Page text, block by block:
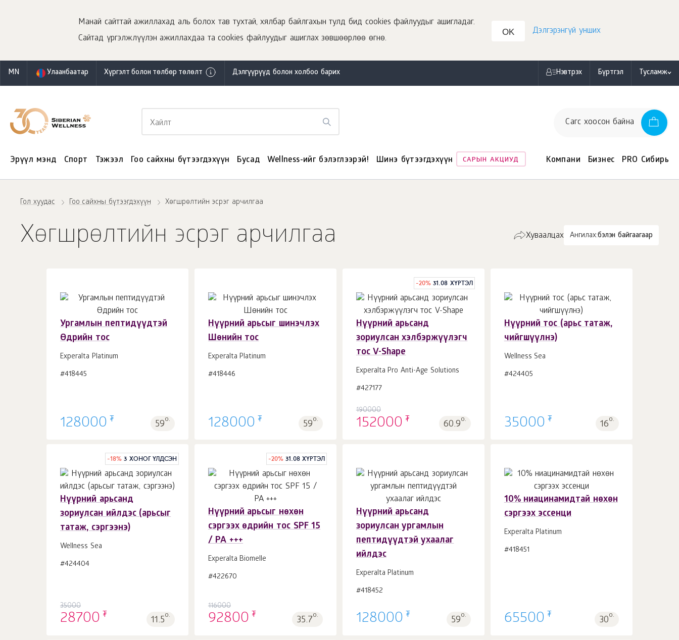
Манай сайттай ажиллахад аль болох тав тухтай, хялбар байлгахын тулд бид cookies файлуудыг ашигладаг.
Сайтад үргэлжлүүлэн ажиллахдаа та cookies файлуудыг ашиглах зөвшөөрлөө өгнө.
OK Дэлгэрэнгүй унших
MN Улаанбаатар Хүргэлт болон төлбөр төлөлт Дэлгүүрүүд болон холбоо барих Нэвтрэх Бүртгэл Тусламж
Сагс хоосон байна
Эрүүл мэнд Спорт Тэжээл Гоо сайхны бүтээгдэхүүн Бусад Wellness-ийг бэлэглээрэй! Шинэ бүтээгдэхүүн САРЫН АКЦИУД Компани Бизнес PRO Сибирь
Гол хуудас Гоо сайхны бүтээгдэхүүн Хөгшрөлтийн эсрэг арчилгаа
Хөгшрөлтийн эсрэг арчилгаа Ангилах:бэлэн байгаагаар
Хуваалцах
Ургамлын пептидүүдтэй
Өдрийн тос
Experalta Platinum
#418445
128000 ₮ 59о.
Нүүрний арьсыг шинэчлэх
Шөнийн тос
Experalta Platinum
#418446
128000 ₮ 59о.
-20% 31.08 ХҮРТЭЛ
Нүүрний арьсанд
зориулсан хэлбэржүүлэгч
тос V-Shape
Experalta Pro Anti-Age Solutions
#427177
190000
152000 ₮ 60.9о.
Сагсанд 1
Нүүрний тос (арьс татаж,
чийгшүүлнэ)
Wellness Sea
#424405
35000 ₮ 16о.
-18% 3 ХОНОГ ҮЛДСЭН
Нүүрний арьсанд
зориулсан ийлдэс (арьсыг
татаж, сэргээнэ)
Wellness Sea
#424404
35000
28700 ₮ 11.5о.
Сагсанд 1ш.
-20% 31.08 ХҮРТЭЛ
Нүүрний арьсыг нөхөн
сэргээх өдрийн тос SPF 15
/ PA +++
Experalta Biomelle
#422670
116000
92800 ₮ 35.7о.
Сагсанд 1ш.
Нүүрний арьсанд
зориулсан ургамлын
пептидүүдтэй ухаалаг
ийлдэс
Experalta Platinum
#418452
128000 ₮ 59о.
Сагсанд 1ш.
10% ниацинамидтай нөхөн
сэргээх эссенци
Experalta Platinum
#418451
65500 ₮ 30о.